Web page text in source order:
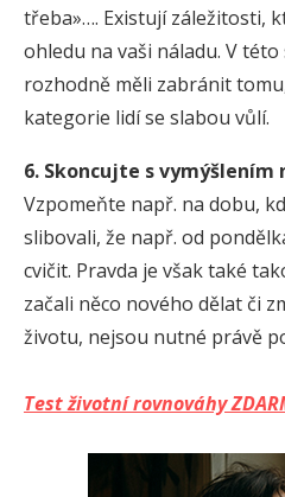
třeba»…. Existují záležitosti,
ohledu na vaši náladu. V
rozhodně měli zabránit
kategorie lidí se slabou vůlí.
6. Skoncujte s
Vzpomeňte např. na dobu,
slibovali, že např. od
cvičit. Pravda je však také
začali něco nového dělat či
životu, nejsou nutné právě
Test životní rovnováhy